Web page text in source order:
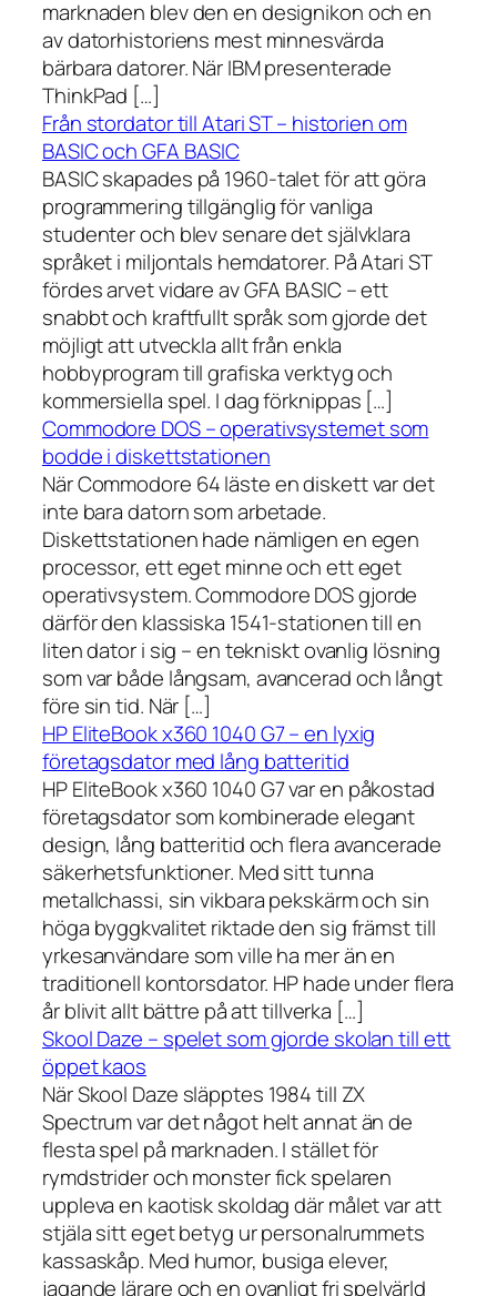
marknaden blev den en designikon och en
av datorhistoriens mest minnesvärda
bärbara datorer. När IBM presenterade
ThinkPad […]
Från stordator till Atari ST – historien om
BASIC och GFA BASIC
BASIC skapades på 1960-talet för att göra
programmering tillgänglig för vanliga
studenter och blev senare det självklara
språket i miljontals hemdatorer. På Atari ST
fördes arvet vidare av GFA BASIC – ett
snabbt och kraftfullt språk som gjorde det
möjligt att utveckla allt från enkla
hobbyprogram till grafiska verktyg och
kommersiella spel. I dag förknippas […]
Commodore DOS – operativsystemet som
bodde i diskettstationen
När Commodore 64 läste en diskett var det
inte bara datorn som arbetade.
Diskettstationen hade nämligen en egen
processor, ett eget minne och ett eget
operativsystem. Commodore DOS gjorde
därför den klassiska 1541-stationen till en
liten dator i sig – en tekniskt ovanlig lösning
som var både långsam, avancerad och långt
före sin tid. När […]
HP EliteBook x360 1040 G7 – en lyxig
företagsdator med lång batteritid
HP EliteBook x360 1040 G7 var en påkostad
företagsdator som kombinerade elegant
design, lång batteritid och flera avancerade
säkerhetsfunktioner. Med sitt tunna
metallchassi, sin vikbara pekskärm och sin
höga byggkvalitet riktade den sig främst till
yrkesanvändare som ville ha mer än en
traditionell kontorsdator. HP hade under flera
år blivit allt bättre på att tillverka […]
Skool Daze – spelet som gjorde skolan till ett
öppet kaos
När Skool Daze släpptes 1984 till ZX
Spectrum var det något helt annat än de
flesta spel på marknaden. I stället för
rymdstrider och monster fick spelaren
uppleva en kaotisk skoldag där målet var att
stjäla sitt eget betyg ur personalrummets
kassaskåp. Med humor, busiga elever,
jagande lärare och en ovanligt fri spelvärld